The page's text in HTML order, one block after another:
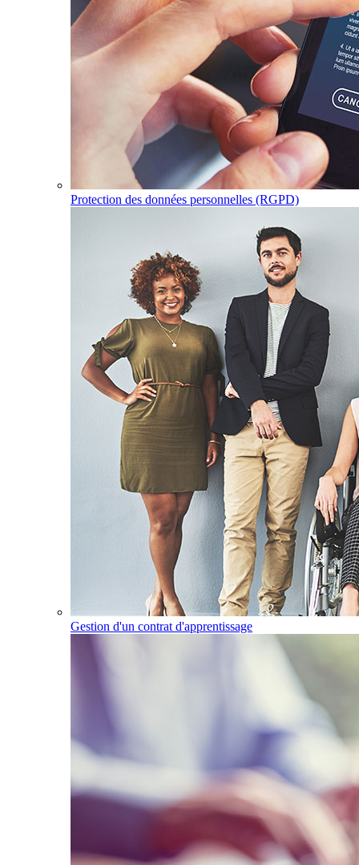
Protection des données personnelles (RGPD)
Gestion d'un contrat d'apprentissage